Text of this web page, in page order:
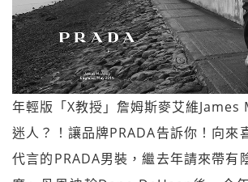
年輕版「X教授」詹姆斯麥艾維James
迷人？！讓品牌PRADA告訴你！向來
代言的PRADA男裝，繼去年請來帶有